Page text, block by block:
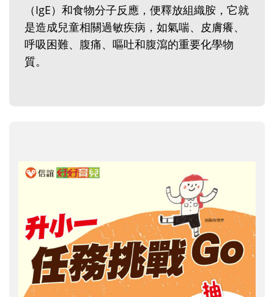
（IgE）和食物分子反應，便釋放組織胺，它就
是造成兒童相關過敏疾病，如氣喘、皮膚癢、
呼吸困難、腹痛、嘔吐和腹瀉的重要化學物
質。